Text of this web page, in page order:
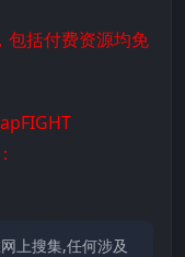
包括付费资源均免
上搜集,任何涉及